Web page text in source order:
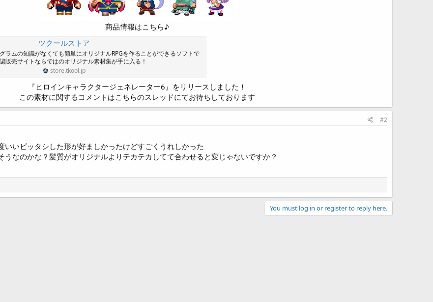
商品情報はこちら♪
ツクールストア
ラムの知識がなくても簡単にオリジナルRPGを作ることができるソフトで
販売サイトならではのオリジナル素材集が手に入る！
store.tkool.jp
『ヒロインキャラクタージェネレーター6』をリリースしました！
この素材に関するコメントはこちらのスレッドにてお待ちしております​
#2
いいピッタシした形が好ましかったけどすごくうれしかった
うなのかな？髪質がオリジナルよりテカテカしてて合わせると変じゃないですか？
You must log in or register to reply here.